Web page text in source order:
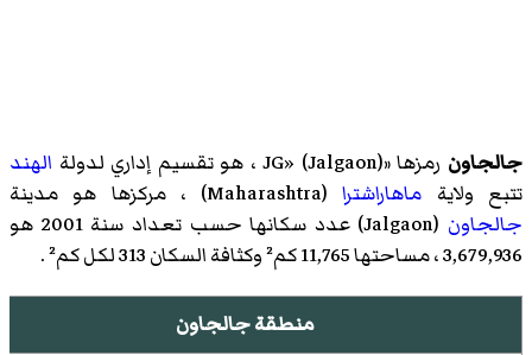
جالجاون رمزها «JG» ( Jalgaon)‏ ، هو تقسيم إداري لدولة
الهند
تتبع ولاية ماهاراشترا(
Maharashtra)‏ ، مركزها هو مدينة
جالجاون (
Jalgaon
)‏ عدد سكانها حسب تعداد سنة 2001 هو
3,679,936 ، مساحتها 11,765 كم² وكثافة السكان 313 لكل كم² .
منطقة جالجاون